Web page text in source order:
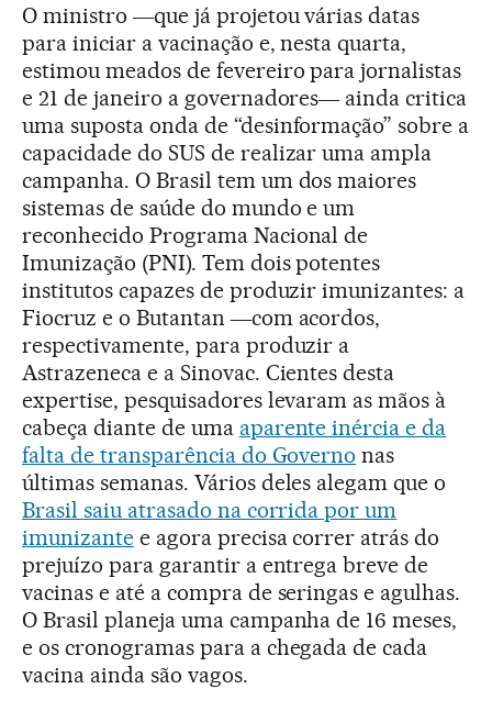
O ministro ―que já projetou várias datas
para iniciar a vacinação e, nesta quarta,
estimou meados de fevereiro para jornalistas
e 21 de janeiro a governadores― ainda critica
uma suposta onda de “desinformação” sobre a
capacidade do SUS de realizar uma ampla
campanha. O Brasil tem um dos maiores
sistemas de saúde do mundo e um
reconhecido Programa Nacional de
Imunização (PNI). Tem dois potentes
institutos capazes de produzir imunizantes: a
Fiocruz e o Butantan ―com acordos,
respectivamente, para produzir a
Astrazeneca e a Sinovac. Cientes desta
expertise, pesquisadores levaram as mãos à
cabeça diante de uma aparente inércia e da
falta de transparência do Governo nas
últimas semanas. Vários deles alegam que o
Brasil saiu atrasado na corrida por um
imunizantee agora precisa correr atrás do
prejuízo para garantir a entrega breve de
vacinas e até a compra de seringas e agulhas.
O Brasil planeja uma campanha de 16 meses,
e os cronogramas para a chegada de cada
vacina ainda são vagos.